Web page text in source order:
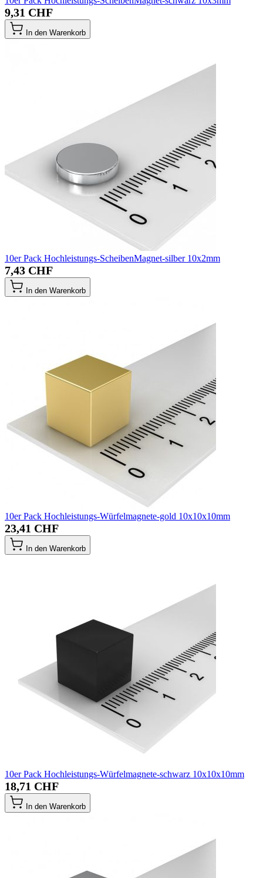
9,31 CHF
In den Warenkorb
10er Pack Hochleistungs-ScheibenMagnet-silber 10x2mm
7,43 CHF
In den Warenkorb
10er Pack Hochleistungs-Würfelmagnete-gold 10x10x10mm
23,41 CHF
In den Warenkorb
10er Pack Hochleistungs-Würfelmagnete-schwarz 10x10x10mm
18,71 CHF
In den Warenkorb